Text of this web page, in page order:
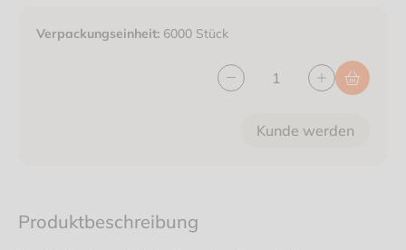
Verpackungseinheit: 6000 Stück
Kunde werden
Produktbeschreibung